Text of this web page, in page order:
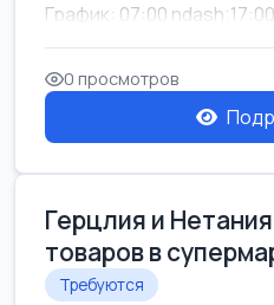
График: 07:00 ndash;17:00
0 просмотров
Герцлия и
товаров в
Требуются